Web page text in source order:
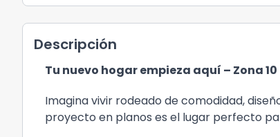
Descripción
Tu nuevo hogar empieza aquí – Zona 10
Imagina vivir rodeado de comodidad,
proyecto en planos es el lugar perfecto